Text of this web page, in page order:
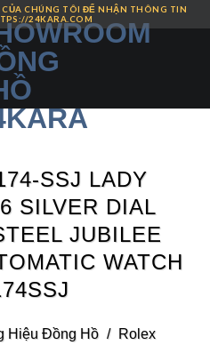
CHÚNG TÔI ĐỂ NHẬN THÔNG TIN
24KARA.COM
SSJ LADY
SILVER DIAL
JUBILEE
WATCH
Hiệu Đồng Hồ / Rolex